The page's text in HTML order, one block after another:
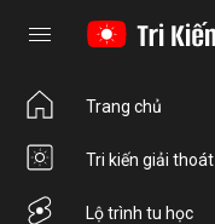
Trang chủ
Tri kiến giải thoát
Lộ trình tu học